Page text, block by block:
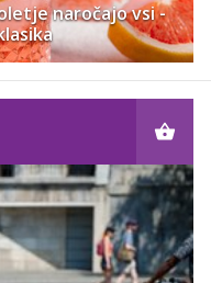
naročajo vsi -